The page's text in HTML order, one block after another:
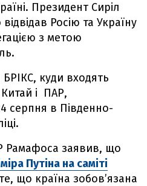
Президент Сиріл
Росію та Україну
з метою
куди входять
Китай і ПАР,
серпня в Південно-
Рамафоса заявив, що
Путіна на саміті
що країна зобов’язана